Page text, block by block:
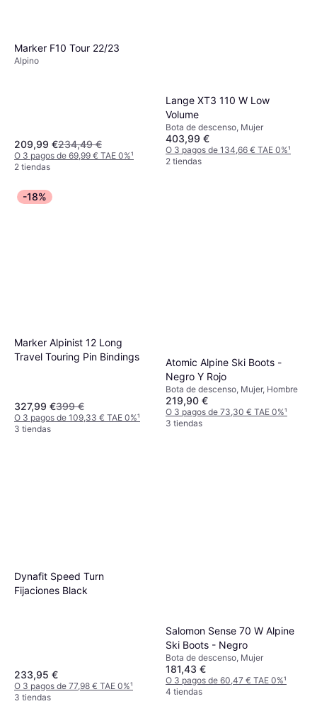
Marker F10 Tour 22/23
Alpino
209,99 €234,49 €
O 3 pagos de 69,99 € TAE 0%¹
2 tiendas
Lange XT3 110 W Low
Volume
Bota de descenso, Mujer
403,99 €
O 3 pagos de 134,66 € TAE 0%¹
2 tiendas
-18%
Marker Alpinist 12 Long
Travel Touring Pin Bindings
327,99 €399 €
O 3 pagos de 109,33 € TAE 0%¹
3 tiendas
Atomic Alpine Ski Boots -
Negro Y Rojo
Bota de descenso, Mujer, Hombre
219,90 €
O 3 pagos de 73,30 € TAE 0%¹
3 tiendas
Dynafit Speed Turn
Fijaciones Black
233,95 €
O 3 pagos de 77,98 € TAE 0%¹
3 tiendas
Salomon Sense 70 W Alpine
Ski Boots - Negro
Bota de descenso, Mujer
181,43 €
O 3 pagos de 60,47 € TAE 0%¹
4 tiendas